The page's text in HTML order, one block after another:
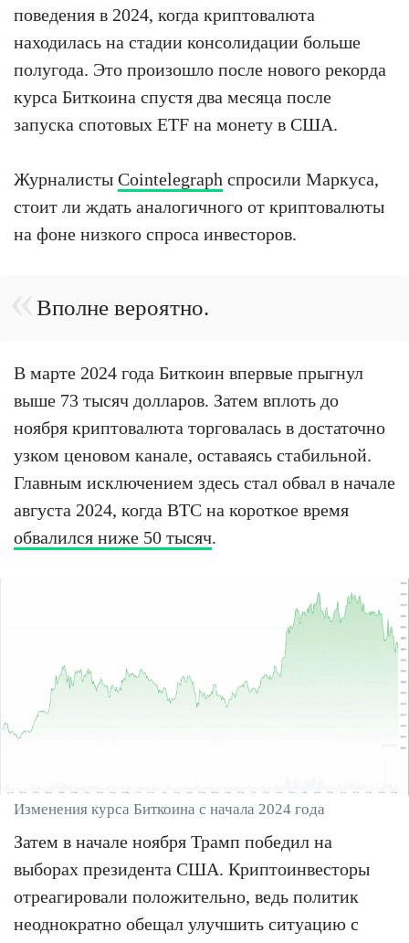
поведения в 2024, когда криптовалюта
находилась на стадии консолидации больше
полугода. Это произошло после нового рекорда
курса Биткоина спустя два месяца после
запуска спотовых ETF на монету в США.
Журналисты Cointelegraph спросили Маркуса,
стоит ли ждать аналогичного от криптовалюты
на фоне низкого спроса инвесторов.
Вполне вероятно.
В марте 2024 года Биткоин впервые прыгнул
выше 73 тысяч долларов. Затем вплоть до
ноября криптовалюта торговалась в достаточно
узком ценовом канале, оставаясь стабильной.
Главным исключением здесь стал обвал в начале
августа 2024, когда BTC на короткое время
обвалился ниже 50 тысяч.
Изменения курса Биткоина с начала 2024 года
Затем в начале ноября Трамп победил на
выборах президента США. Криптоинвесторы
отреагировали положительно, ведь политик
неоднократно обещал улучшить ситуацию с